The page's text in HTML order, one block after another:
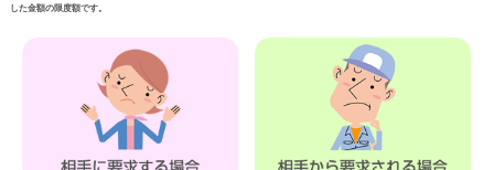
した金額の限度額です。